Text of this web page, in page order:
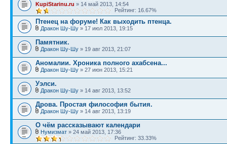
KupiStarinu.ru » 14 май 2013, 14:54
Рейтинг: 16.67%
Птенец на форуме! Как выходить птенца.
Дракон Шу-Шу » 17 июл 2013, 19:15
Памятник.
Дракон Шу-Шу » 19 авг 2013, 21:07
Аномалии. Хроника полного ахабсена...
Дракон Шу-Шу » 27 июн 2013, 15:21
Уэлси.
Дракон Шу-Шу » 14 авг 2013, 13:52
Дрова. Простая философия бытия.
Дракон Шу-Шу » 14 авг 2013, 13:19
О чём рассказывают календари
Нумизмат » 24 май 2013, 17:36
Рейтинг: 33.33%